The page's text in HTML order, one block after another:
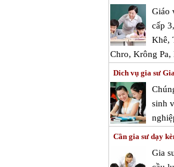
Giáo
cấp
Khê,
Chro, Krông Pa,
Dich vụ gia sư
sinh
Cần gia sư dạy
Gia